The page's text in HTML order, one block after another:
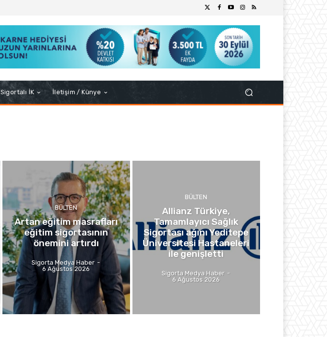
Sigortalı İK İletişim / Künye
BÜLTEN
Artan eğitim masrafları
eğitim sigortasının
önemini artırdı
Sigorta Medya Haber -
6 Ağustos 2026
BÜLTEN
Allianz Türkiye,
Tamamlayıcı Sağlık
Sigortası ağını Yeditepe
Üniversitesi Hastaneleri
ile genişletti
Sigorta Medya Haber -
6 Ağustos 2026